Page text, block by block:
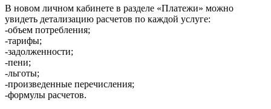
В новом личном кабинете в разделе «Платежи» можно
увидеть детализацию расчетов по каждой услуге:
-объем потребления;
-тарифы;
-задолженности;
-пени;
-льготы;
-произведенные перечисления;
-формулы расчетов.